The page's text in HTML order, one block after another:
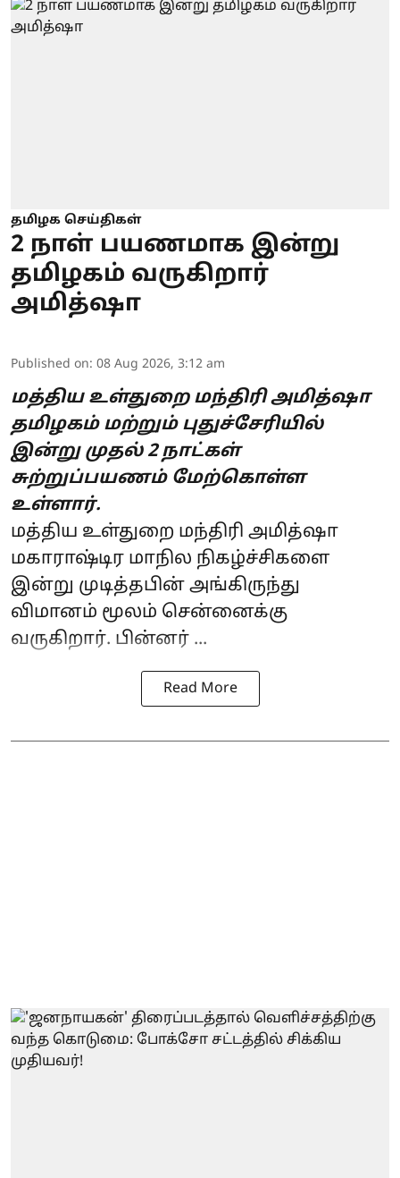
தமிழக செய்திகள்
2 நாள் பயணமாக இன்று
தமிழகம் வருகிறார்
அமித்ஷா
Published on: 08 Aug 2026, 3:12 am
மத்திய உள்துறை மந்திரி அமித்ஷா
தமிழகம் மற்றும் புதுச்சேரியில்
இன்று முதல் 2 நாட்கள்
சுற்றுப்பயணம் மேற்கொள்ள
உள்ளார்.
மத்திய உள்துறை மந்திரி அமித்ஷா
மகாராஷ்டிர மாநில நிகழ்ச்சிகளை
இன்று முடித்தபின் அங்கிருந்து
விமானம் மூலம் சென்னைக்கு
வருகிறார். பின்னர் ...
Read More